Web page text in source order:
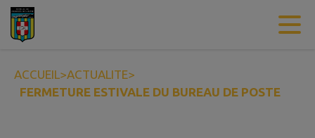
Contenu
ACCUEIL>ACTUALITE>
FERMETURE ESTIVALE DU BUREAU DE POSTE